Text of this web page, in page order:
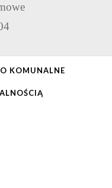
KOMUNALNE